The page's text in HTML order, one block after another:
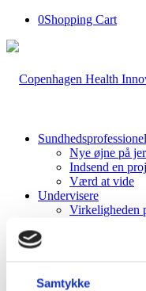
Samtykke
0Shopping Cart
Nye øjne på
Indsend en
Værd at vide
Undervisere
Virkeligheden
Værd at vide